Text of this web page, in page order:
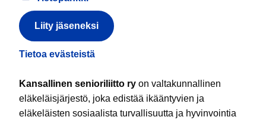
Liity jäseneksi
Tietoa evästeistä
Kansallinen senioriliitto ry on valtakunnallinen
eläkeläisjärjestö, joka edistää ikääntyvien ja
eläkeläisten sosiaalista turvallisuutta ja hyvinvointia